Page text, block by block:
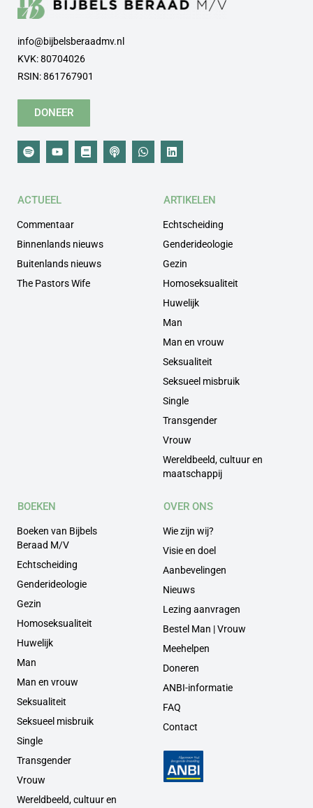
info@bijbelsberaadmv.nl
KVK: 80704026
RSIN: 861767901
DONEER
ACTUEEL
Commentaar
Binnenlands nieuws
Buitenlands nieuws
The Pastors Wife
ARTIKELEN
Echtscheiding
Genderideologie
Gezin
Homoseksualiteit
Huwelijk
Man
Man en vrouw
Seksualiteit
Seksueel misbruik
Single
Transgender
Vrouw
Wereldbeeld, cultuur en
maatschappij
BOEKEN
Boeken van Bijbels
Beraad M/V
Echtscheiding
Genderideologie
Gezin
Homoseksualiteit
Huwelijk
Man
Man en vrouw
Seksualiteit
Seksueel misbruik
Single
Transgender
Vrouw
Wereldbeeld, cultuur en
OVER ONS
Wie zijn wij?
Visie en doel
Aanbevelingen
Nieuws
Lezing aanvragen
Bestel Man | Vrouw
Meehelpen
Doneren
ANBI-informatie
FAQ
Contact